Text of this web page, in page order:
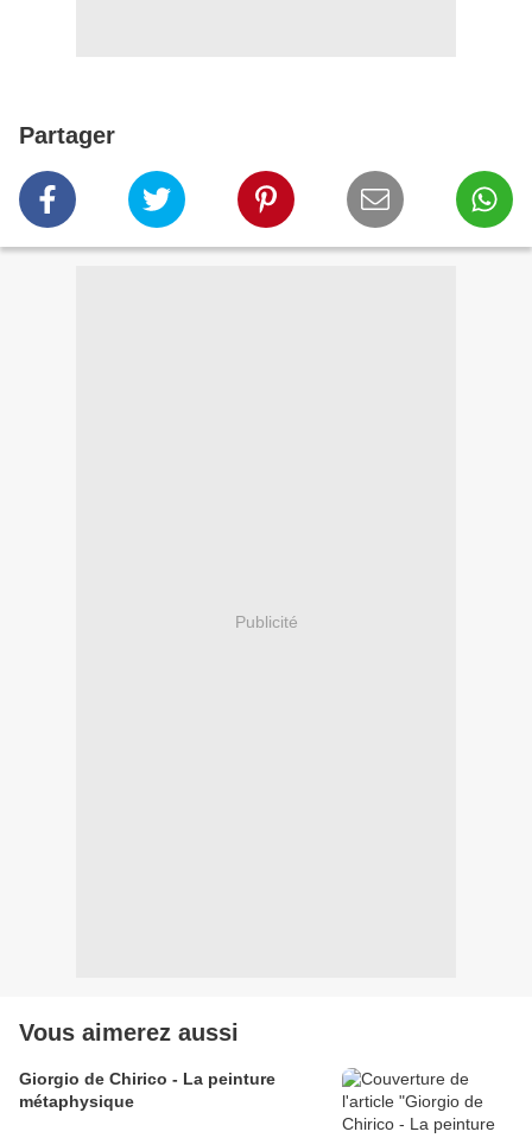
Partager
Publicité
Vous aimerez aussi
Giorgio de Chirico - La peinture
métaphysique